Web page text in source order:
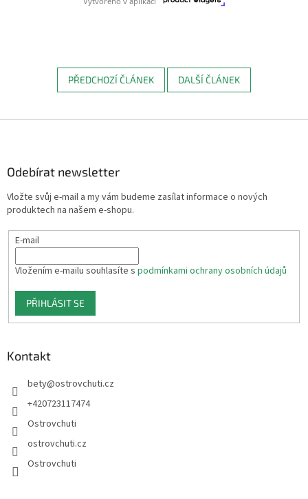
PŘEDCHOZÍ ČLÁNEK DALŠÍ ČLÁNEK
Odebírat newsletter
Vložte svůj e-mail a my vám budeme zasílat informace o nových
produktech na našem e-shopu.
E-mail
Vložením e-mailu souhlasíte s podmínkami ochrany osobních údajů
PŘIHLÁSIT SE
Kontakt
bety@ostrovchuti.cz
+420723117474
Ostrovchuti
ostrovchuti.cz
Ostrovchuti